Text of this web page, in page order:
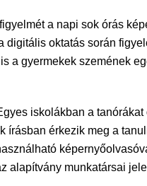
a napi sok órás
oktatás során
a gyermekek szemének
iskolákban a
érkezik meg a
alapítvány munkatársai